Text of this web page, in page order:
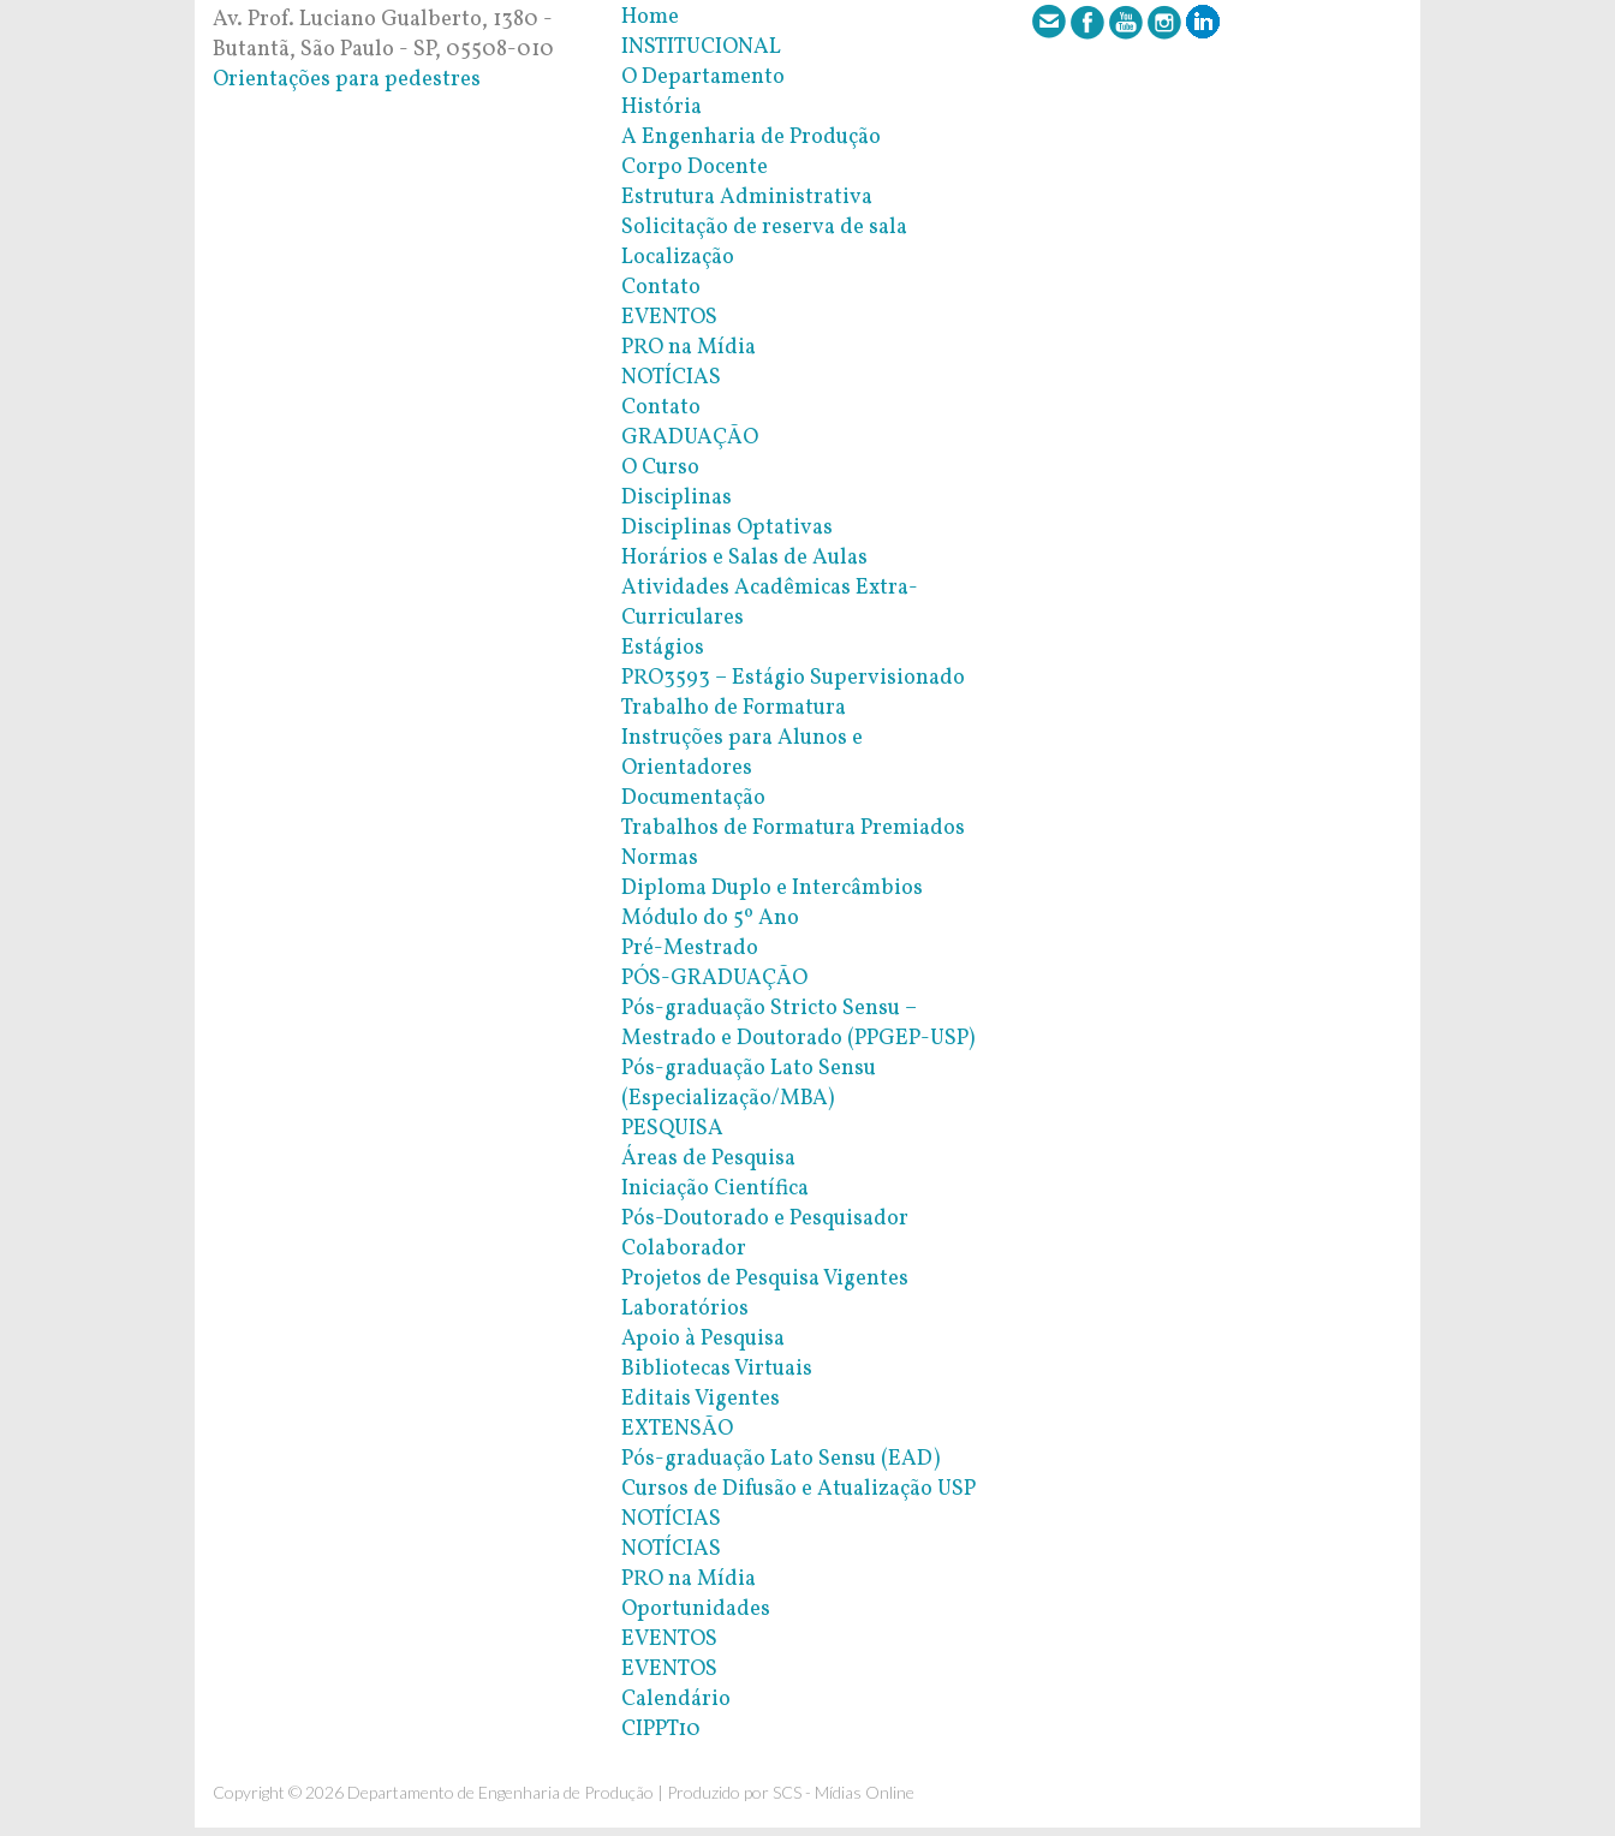
Av. Prof. Luciano Gualberto, 1380 -
Butantã, São Paulo - SP, 05508-010
Orientações para pedestres
Home
INSTITUCIONAL
O Departamento
História
A Engenharia de Produção
Corpo Docente
Estrutura Administrativa
Solicitação de reserva de sala
Localização
Contato
EVENTOS
PRO na Mídia
NOTÍCIAS
Contato
GRADUAÇÃO
O Curso
Disciplinas
Disciplinas Optativas
Horários e Salas de Aulas
Atividades Acadêmicas Extra-
Curriculares
Estágios
PRO3593 – Estágio Supervisionado
Trabalho de Formatura
Instruções para Alunos e
Orientadores
Documentação
Trabalhos de Formatura Premiados
Normas
Diploma Duplo e Intercâmbios
Módulo do 5º Ano
Pré-Mestrado
PÓS-GRADUAÇÃO
Pós-graduação Stricto Sensu –
Mestrado e Doutorado (PPGEP-USP)
Pós-graduação Lato Sensu
(Especialização/MBA)
PESQUISA
Áreas de Pesquisa
Iniciação Científica
Pós-Doutorado e Pesquisador
Colaborador
Projetos de Pesquisa Vigentes
Laboratórios
Apoio à Pesquisa
Bibliotecas Virtuais
Editais Vigentes
EXTENSÃO
Pós-graduação Lato Sensu (EAD)
Cursos de Difusão e Atualização USP
NOTÍCIAS
NOTÍCIAS
PRO na Mídia
Oportunidades
EVENTOS
EVENTOS
Calendário
CIPPT10
Copyright © 2026 Departamento de Engenharia de Produção | Produzido por SCS - Mídias Online